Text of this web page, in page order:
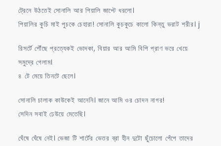
ট্রেনে উঠতেই সোনালি আর পিয়ালি জাপ্টে ধরলো।
পিয়ালির কুচি মাই পুচকে চেহারা! সোনালি কুচকুচে কালো কিন্তু ভরাট শরীর। j
রিসর্টে পৌঁছে প্রত্যেকই ভোদকা, বিয়ার আর আমি বিপি প্রাণ ভরে খেয়ে
সমুদ্রে গেলাম।
৪ টে মেয়ে তিনটে ছেলে।
সোনালি চালাক কাউকেই আনেনি। জানে আমি ওর চোদন নাগর!
সেদিন সবাই ঢেউয়ে মেতেছি।
ঘেঁষে ঘেঁষে নেই। ভেজা টি শার্টের ভেতর ব্রা হীন দুটো ছুঁচোলো পেঁপে তাদের